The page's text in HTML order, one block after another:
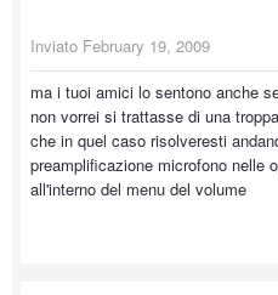
Inviato February 19, 2009
ma i tuoi amici lo sentono anche
non vorrei si trattasse di una
che in quel caso risolveresti
preamplificazione microfono nelle
all'interno del menu del volume